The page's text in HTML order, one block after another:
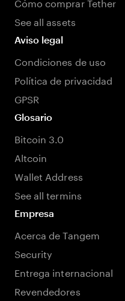
See all assets
Aviso legal
Condiciones de uso
Política de privacidad
GPSR
Glosario
Bitcoin 3.0
Altcoin
Wallet Address
See all termins
Empresa
Acerca de Tangem
Security
Entrega internacional
Revendedores